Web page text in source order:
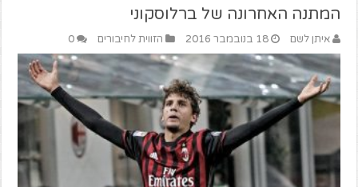
המתנה האחרונה של ברלוסקוני
איתן לשם 18 בנובמבר 2016 הזווית לחיבורים 0